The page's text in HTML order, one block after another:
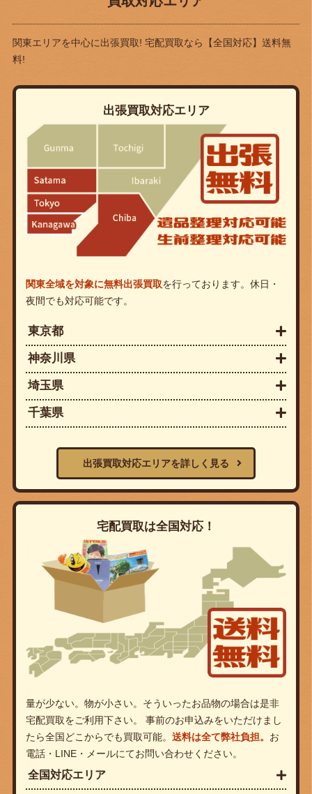
関東エリアを中心に出張買取! 宅配買取なら
【全国対応】送料無
料!
出張買取対応エリア
関東全域を対象に無料出張買取を行っております。休日・
夜間でも対応可能です。
東京都
神奈川県
埼玉県
千葉県
出張買取対応エリアを詳しく見る
宅配買取は全国対応！
量が少ない。物が小さい。そういったお品物の場合は是非
宅配買取をご利用下さい。 事前のお申込みをいただけまし
たら全国どこからでも買取可能。 送料は全て弊社負担。 お
電話・LINE・メールにてお問い合わせください。
全国対応エリア